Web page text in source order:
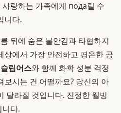
랑하는 가족에게 пода릴 수
니다.
뒤에 숨은 불안감과 타협하지
상에서 가장 안전하고 평온한 공
슬립어스와 함께 화학 성분 걱정
보시는 건 어떨까요? 당신의 아
달라질 것입니다. 진정한 웰빙
다.